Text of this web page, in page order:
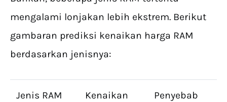
mengalami lonjakan lebih ekstrem. Berikut
gambaran prediksi kenaikan harga RAM
berdasarkan jenisnya:
Jenis RAM
Kenaikan
Penyebab